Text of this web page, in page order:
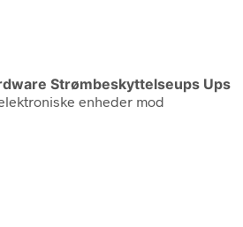
Strømbeskyttelseups Ups
enheder mod